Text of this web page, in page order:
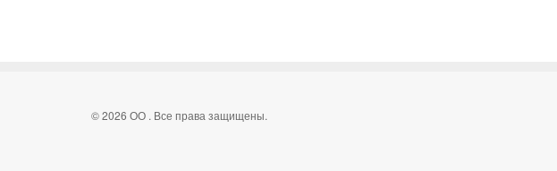
© 2026 ОО . Все права защищены.